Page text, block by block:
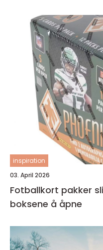
inspiration
03. April 2026
Fotballkort pakker slik finner du de beste
boksene å åpne